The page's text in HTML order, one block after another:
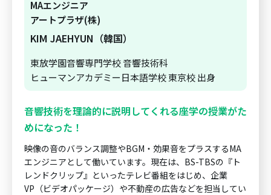
MAエンジニア
アートプラザ(株)
KIM JAEHYUN（韓国）
東放学園音響専門学校 音響技術科
ヒューマンアカデミー日本語学校 東京校 出身
音響技術を理論的に説明してくれる座学の授業がた
めになった！
映像の音のバランス調整やBGM・効果音をプラスするMA
エンジニアとして働いています。現在は、BS-TBSの『ト
レンドクリップ』といったテレビ番組をはじめ、企業
VP（ビデオパッケージ）や不動産の広告などを担当してい